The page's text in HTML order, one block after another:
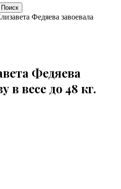
Федяева завоевала
Федяева
в весе до 48 кг.